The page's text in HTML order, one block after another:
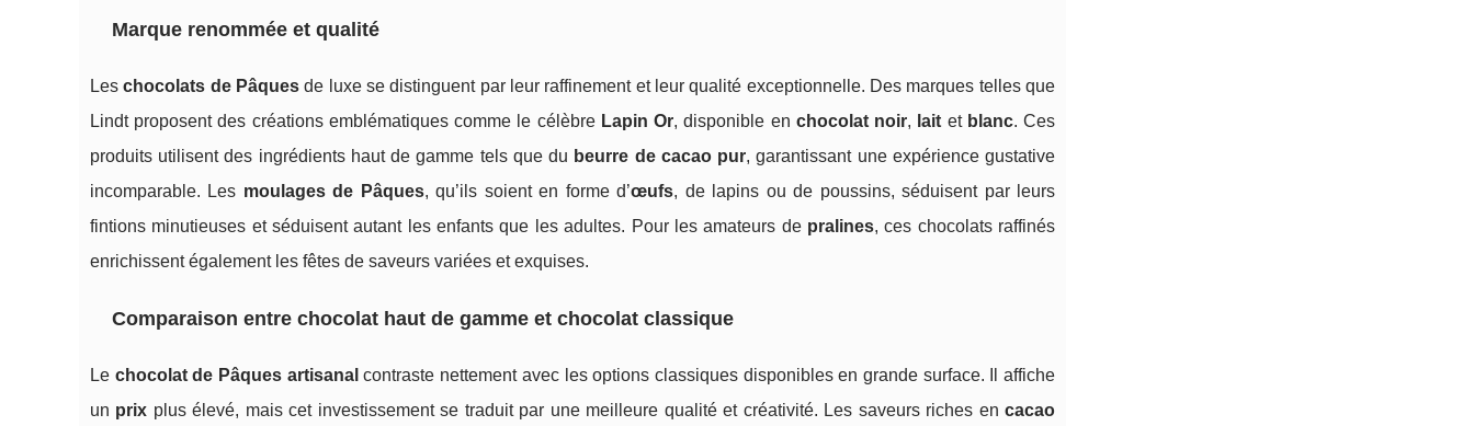
Marque renommée et qualité
Leschocolats de Pâques de luxe se distinguent par leur raffinement et leur qualité exceptionnelle. Des marques telles que
Lindt proposent des créations emblématiques comme le célèbre Lapin Or, disponible en chocolat noir, lait et blanc. Ces
produits utilisent des ingrédients haut de gamme tels que du beurre de cacao pur, garantissant une expérience gustative
incomparable. Les moulages de Pâques, qu’ils soient en forme d’œufs, de lapins ou de poussins, séduisent par leurs
fintions minutieuses et séduisent autant les enfants que les adultes. Pour les amateurs de pralines, ces chocolats raffinés
enrichissent également les fêtes de saveurs variées et exquises.
Comparaison entre chocolat haut de gamme et chocolat classique
Le chocolat de Pâques artisanal contraste nettement avec les options classiques disponibles en grande surface. Il affiche
un prix plus élevé, mais cet investissement se traduit par une meilleure qualité et créativité. Les saveurs riches encacao